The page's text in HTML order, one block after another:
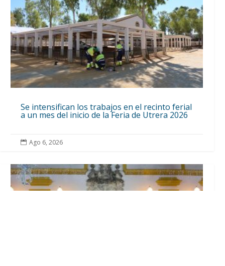
Se intensifican los trabajos en el recinto ferial
a un mes del inicio de la Feria de Utrera 2026
 Ago 6, 2026